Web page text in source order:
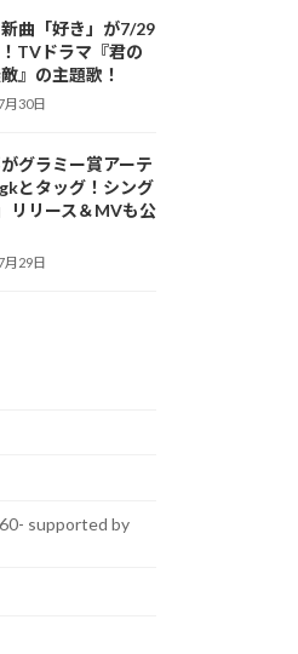
曲「好き」が7/29
TVドラマ『君の
』の主題歌！
月30日
グラミー賞アーテ
とタッグ！シング
リリース＆MVも公
月29日
supported by